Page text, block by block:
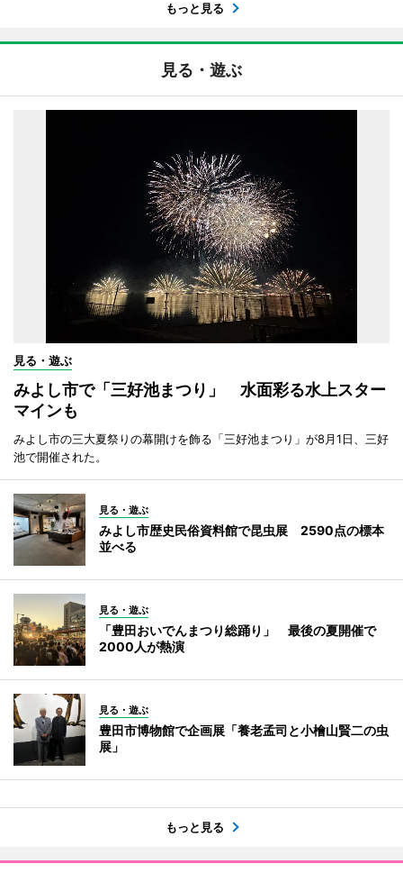
もっと見る
見る・遊ぶ
見る・遊ぶ
みよし市で「三好池まつり」 水面彩る水上スター
マインも
みよし市の三大夏祭りの幕開けを飾る「三好池まつり」が8月1日、三好
池で開催された。
見る・遊ぶ
みよし市歴史民俗資料館で昆虫展 2590点の標本
並べる
見る・遊ぶ
「豊田おいでんまつり総踊り」 最後の夏開催で
2000人が熱演
見る・遊ぶ
豊田市博物館で企画展「養老孟司と小檜山賢二の虫
展」
もっと見る